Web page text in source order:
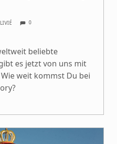
0
beliebte
es jetzt von uns mit
weit kommst Du bei